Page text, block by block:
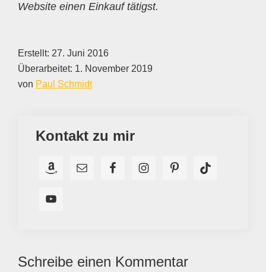
Website einen Einkauf tätigst.
Erstellt: 27. Juni 2016
Überarbeitet: 1. November 2019
von Paul Schmidt
Kontakt zu mir
Leser-
Schreibe einen Kommentar